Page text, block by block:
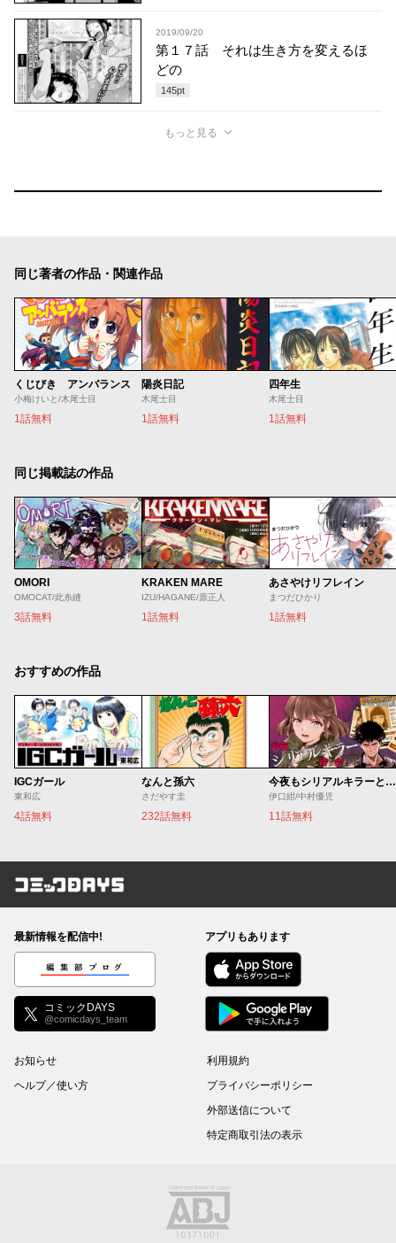
2019/09/20
第１７話 それは生き方を変えるほ
どの
145pt
もっと見る
同じ著者の作品・関連作品
くじびき アンバランス
小梅けいと/木尾士目
1話無料
陽炎日記
木尾士目
1話無料
四年生
木尾士目
1話無料
同じ掲載誌の作品
OMORI
OMOCAT/此糸縫
3話無料
KRAKEN MARE
IZU/HAGANE/原正人
1話無料
あさやけリフレイン
まつだひかり
1話無料
おすすめの作品
IGCガール
東和広
4話無料
なんと孫六
さだやす圭
232話無料
今夜もシリアルキラーと待ち合わせ
伊口紺/中村優児
11話無料
コミックDAYS
最新情報を配信中!
編集部ブログ
コミックDAYS
@comicdays_team
アプリもあります
お知らせ
ヘルプ／使い方
利用規約
プライバシーポリシー
外部送信について
特定商取引法の表示